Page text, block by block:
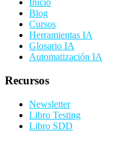
Inicio
Blog
Cursos
Herramientas IA
Glosario IA
Automatización IA
Recursos
Newsletter
Libro Testing
Libro SDD